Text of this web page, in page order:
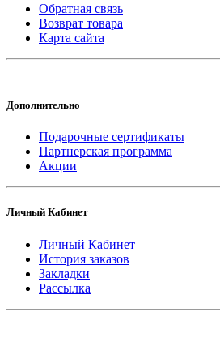
Обратная связь
Возврат товара
Карта сайта
Дополнительно
Подарочные сертификаты
Партнерская программа
Акции
Личный Кабинет
Личный Кабинет
История заказов
Закладки
Рассылка